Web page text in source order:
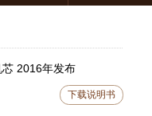
2016年发布
下载说明书